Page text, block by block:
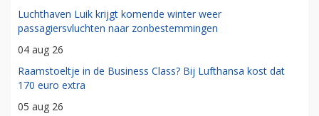
Luchthaven Luik krijgt komende winter weer
passagiersvluchten naar zonbestemmingen
04 aug 26
Raamstoeltje in de Business Class? Bij Lufthansa kost dat
170 euro extra
05 aug 26